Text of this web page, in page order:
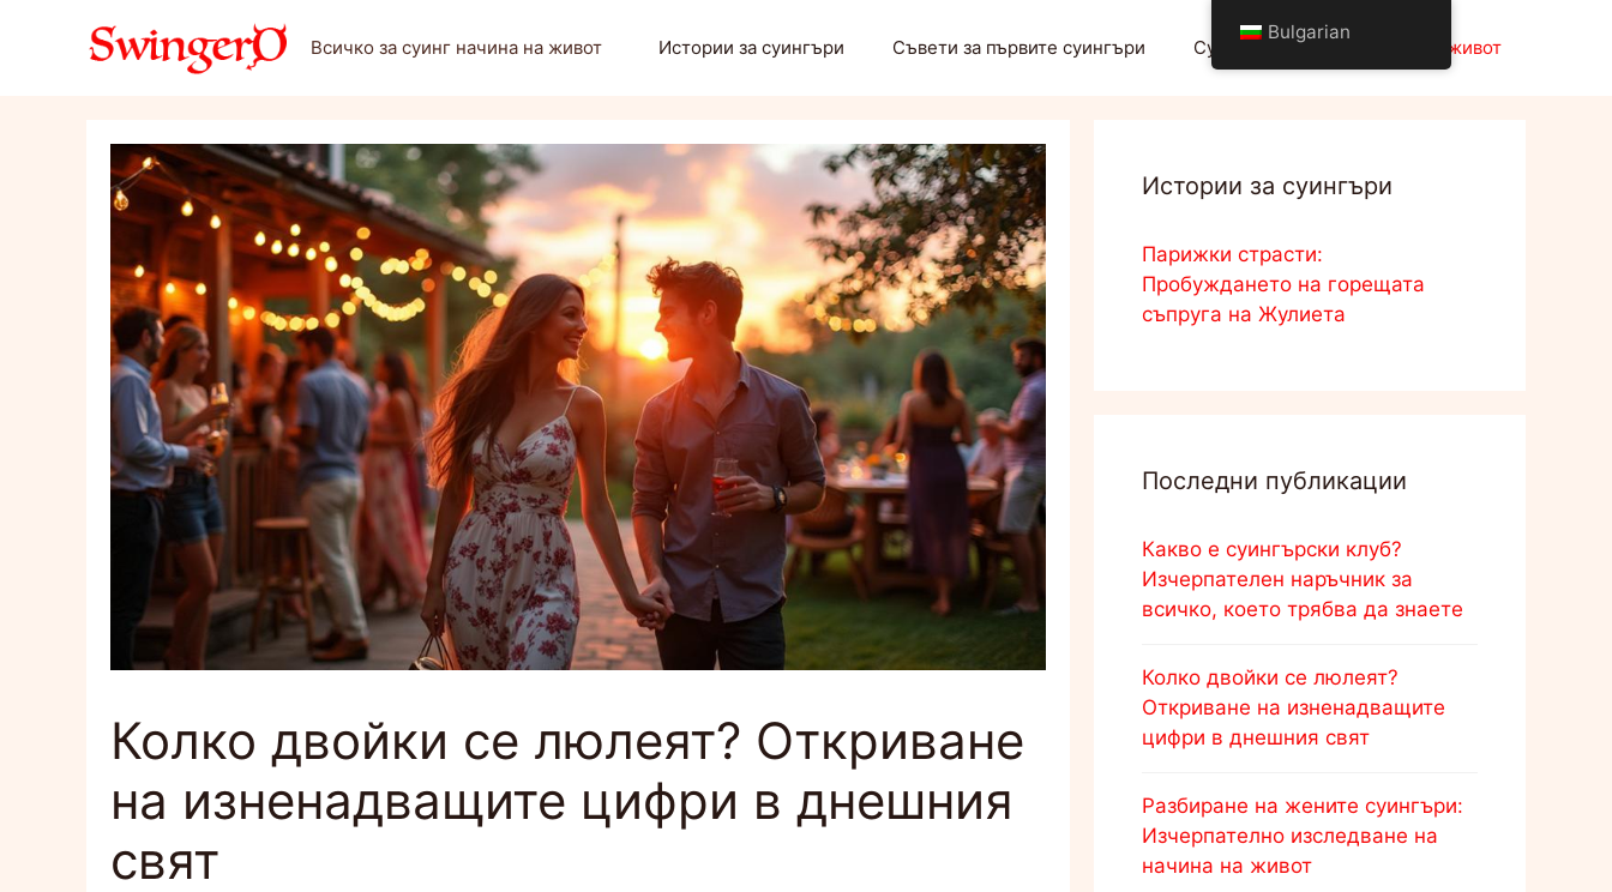
съдържанието
Всичко за суинг начина на живот Истории за суингъри Съвети за първите суингъри Суингър клуб Начин на живот
Колко двойки се люлеят? Откриване
на изненадващите цифри в днешния
свят
Истории за суингъри
Парижки страсти:
Пробуждането на горещата
съпруга на Жулиета
Последни публикации
Какво е суингърски клуб?
Изчерпателен наръчник за
всичко, което трябва да знаете
Колко двойки се люлеят?
Откриване на изненадващите
цифри в днешния свят
Разбиране на жените суингъри:
Изчерпателно изследване на
начина на живот
Bulgarian